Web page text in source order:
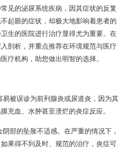
见的泌尿系统疾病，因其症状的反复
起眼的症状，却极大地影响着患者的
生的医院进行治疗显得尤为重要。在
剖析，并重点推荐在环境规范与医疗
疗机构，助您做出明智的选择。
被误诊为前列腺炎或尿道炎，因为其
充血、水肿甚至溃烂的炎症反应。
部的坠胀不适感。在严重的情况下，
果得不到及时、规范的治疗，炎症可